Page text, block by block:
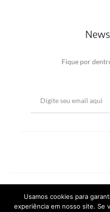
Fique por
©2022 -
Usamos cookies para
experiência em nosso site. Se